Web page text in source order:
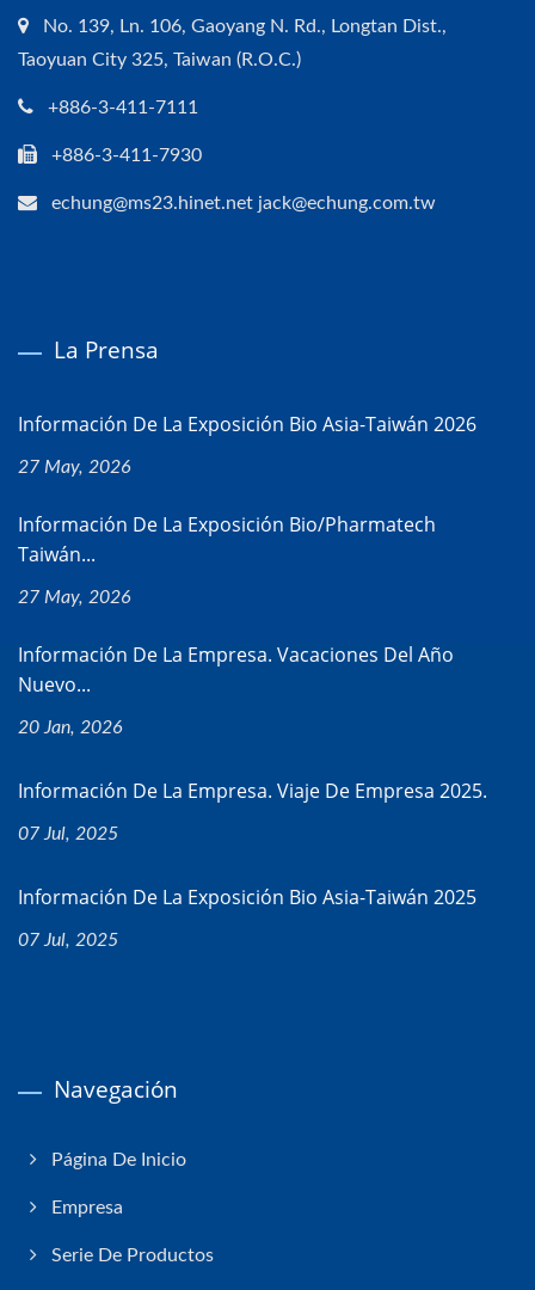
No. 139, Ln. 106, Gaoyang N. Rd., Longtan Dist.,
Taoyuan City 325, Taiwan (R.O.C.)
+886-3-411-7111
+886-3-411-7930
echung@ms23.hinet.net jack@echung.com.tw
La Prensa
Información De La Exposición Bio Asia-Taiwán 2026
27 May, 2026
Información De La Exposición Bio/Pharmatech
Taiwán...
27 May, 2026
Información De La Empresa. Vacaciones Del Año
Nuevo...
20 Jan, 2026
Información De La Empresa. Viaje De Empresa 2025.
07 Jul, 2025
Información De La Exposición Bio Asia-Taiwán 2025
07 Jul, 2025
Navegación
Página De Inicio
Empresa
Serie De Productos